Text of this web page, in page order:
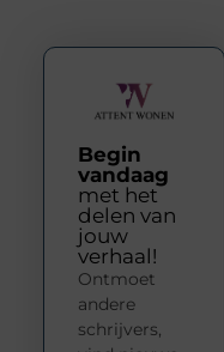
Begin
vandaag
met het
delen van
jouw
verhaal!
Ontmoet
andere
schrijvers,